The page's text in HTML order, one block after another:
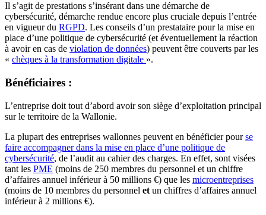
Il s’agit de prestations s’insérant dans une démarche de
cybersécurité, démarche rendue encore plus cruciale depuis l’entrée
en vigueur du RGPD. Les conseils d’un prestataire pour la mise en
place d’une politique de cybersécurité (et éventuellement la réaction
à avoir en cas de violation de données) peuvent être couverts par les
« chèques à la transformation digitale ».
Bénéficiaires :
L’entreprise doit tout d’abord avoir son siège d’exploitation principal
sur le territoire de la Wallonie.
La plupart des entreprises wallonnes peuvent en bénéficier pourse
faire accompagner dans la mise en place d’une politique de
cybersécurité, de l’audit au cahier des charges. En effet, sont visées
tant les PME (moins de 250 membres du personnel et un chiffre
d’affaires annuel inférieur à 50 millions €) que les microentreprises
(moins de 10 membres du personnel et un chiffres d’affaires annuel
inférieur à 2 millions €).